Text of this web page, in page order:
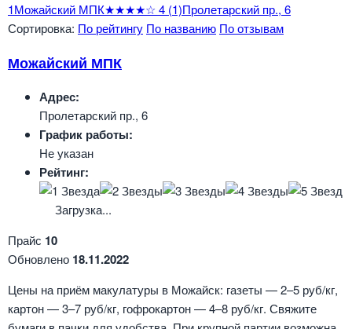
1Можайский МПК★★★★☆ 4 (1)Пролетарский пр., 6
Сортировка: По рейтингу По названию По отзывам
Можайский МПК
Адрес:
Пролетарский пр., 6
График работы:
Не указан
Рейтинг:
Загрузка...
Прайс 10
Обновлено 18.11.2022
Цены на приём макулатуры в Можайск: газеты — 2–5 руб/кг,
картон — 3–7 руб/кг, гофрокартон — 4–8 руб/кг. Свяжите